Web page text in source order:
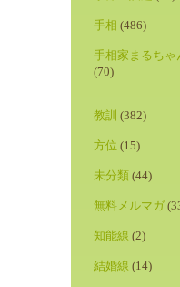
手相 (486)
手相家まるちゃ
(70)
教訓 (382)
方位 (15)
未分類 (44)
無料メルマガ
知能線 (2)
結婚線 (14)